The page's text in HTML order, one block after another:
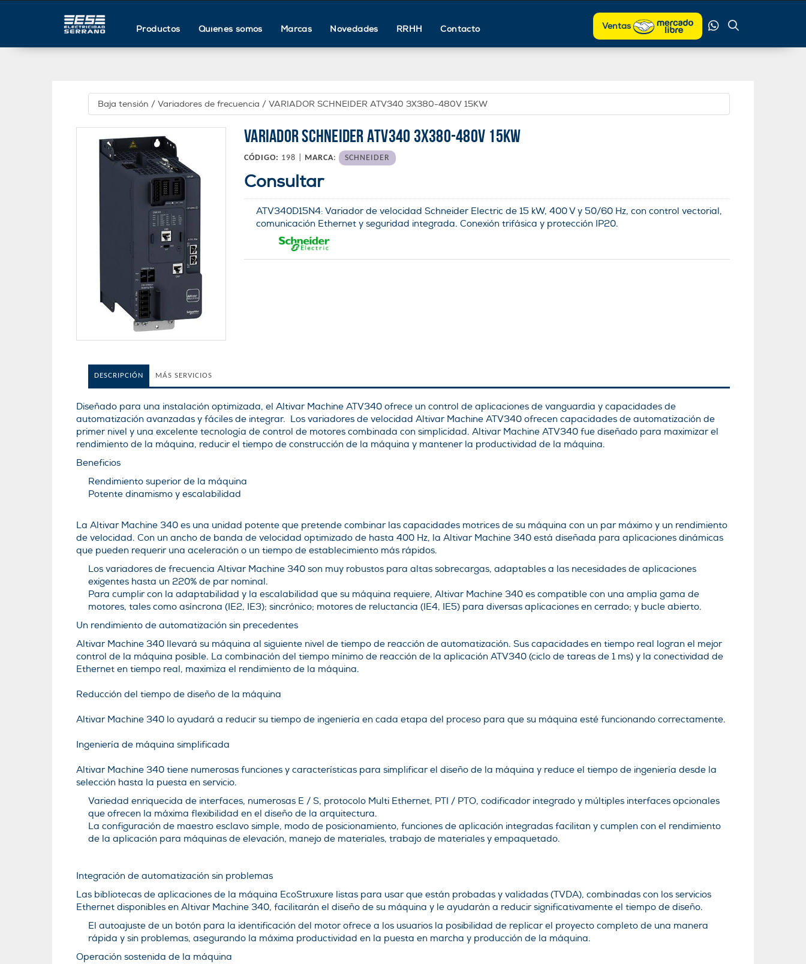
Ventas
Productos Quienes somos Marcas Novedades RRHH Contacto
Baja tensión / Variadores de frecuencia / VARIADOR SCHNEIDER ATV340 3X380-480V 15KW
VARIADOR SCHNEIDER ATV340 3X380-480V 15KW
CÓDIGO: 198 | MARCA: SCHNEIDER
Consultar
ATV340D15N4: Variador de velocidad Schneider Electric de 15 kW, 400 V y 50/60 Hz, con control vectorial,
comunicación Ethernet y seguridad integrada. Conexión trifásica y protección IP20.
DESCRIPCIÓN MÁS SERVICIOS
Diseñado para una instalación optimizada, el Altivar Machine ATV340 ofrece un control de aplicaciones de vanguardia y capacidades de
automatización avanzadas y fáciles de integrar. Los variadores de velocidad Altivar Machine ATV340 ofrecen capacidades de automatización de
primer nivel y una excelente tecnología de control de motores combinada con simplicidad. Altivar Machine ATV340 fue diseñado para maximizar el
rendimiento de la máquina, reducir el tiempo de construcción de la máquina y mantener la productividad de la máquina.
Beneficios
Rendimiento superior de la máquina
Potente dinamismo y escalabilidad
La Altivar Machine 340 es una unidad potente que pretende combinar las capacidades motrices de su máquina con un par máximo y un rendimiento
de velocidad. Con un ancho de banda de velocidad optimizado de hasta 400 Hz, la Altivar Machine 340 está diseñada para aplicaciones dinámicas
que pueden requerir una aceleración o un tiempo de establecimiento más rápidos.
Los variadores de frecuencia Altivar Machine 340 son muy robustos para altas sobrecargas, adaptables a las necesidades de aplicaciones
exigentes hasta un 220% de par nominal.
Para cumplir con la adaptabilidad y la escalabilidad que su máquina requiere, Altivar Machine 340 es compatible con una amplia gama de
motores, tales como asíncrona (IE2, IE3); sincrónico; motores de reluctancia (IE4, IE5) para diversas aplicaciones en cerrado; y bucle abierto.
Un rendimiento de automatización sin precedentes
Altivar Machine 340 llevará su máquina al siguiente nivel de tiempo de reacción de automatización. Sus capacidades en tiempo real logran el mejor
control de la máquina posible. La combinación del tiempo mínimo de reacción de la aplicación ATV340 (ciclo de tareas de 1 ms) y la conectividad de
Ethernet en tiempo real, maximiza el rendimiento de la máquina.
Reducción del tiempo de diseño de la máquina
Altivar Machine 340 lo ayudará a reducir su tiempo de ingeniería en cada etapa del proceso para que su máquina esté funcionando correctamente.
Ingeniería de máquina simplificada
Altivar Machine 340 tiene numerosas funciones y características para simplificar el diseño de la máquina y reduce el tiempo de ingeniería desde la
selección hasta la puesta en servicio.
Variedad enriquecida de interfaces, numerosas E / S, protocolo Multi Ethernet, PTI / PTO, codificador integrado y múltiples interfaces opcionales
que ofrecen la máxima flexibilidad en el diseño de la arquitectura.
La configuración de maestro esclavo simple, modo de posicionamiento, funciones de aplicación integradas facilitan y cumplen con el rendimiento
de la aplicación para máquinas de elevación, manejo de materiales, trabajo de materiales y empaquetado.
Integración de automatización sin problemas
Las bibliotecas de aplicaciones de la máquina EcoStruxure listas para usar que están probadas y validadas (TVDA), combinadas con los servicios
Ethernet disponibles en Altivar Machine 340, facilitarán el diseño de su máquina y le ayudarán a reducir significativamente el tiempo de diseño.
El autoajuste de un botón para la identificación del motor ofrece a los usuarios la posibilidad de replicar el proyecto completo de una manera
rápida y sin problemas, asegurando la máxima productividad en la puesta en marcha y producción de la máquina.
Operación sostenida de la máquina